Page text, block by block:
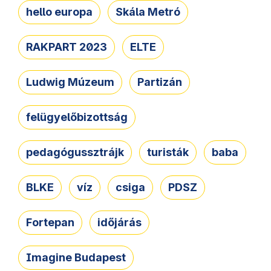
hello europa Skála Metró
RAKPART 2023 ELTE
Ludwig Múzeum Partizán
felügyelőbizottság
pedagógussztrájk turisták baba
BLKE víz csiga PDSZ
Fortepan időjárás
Imagine Budapest